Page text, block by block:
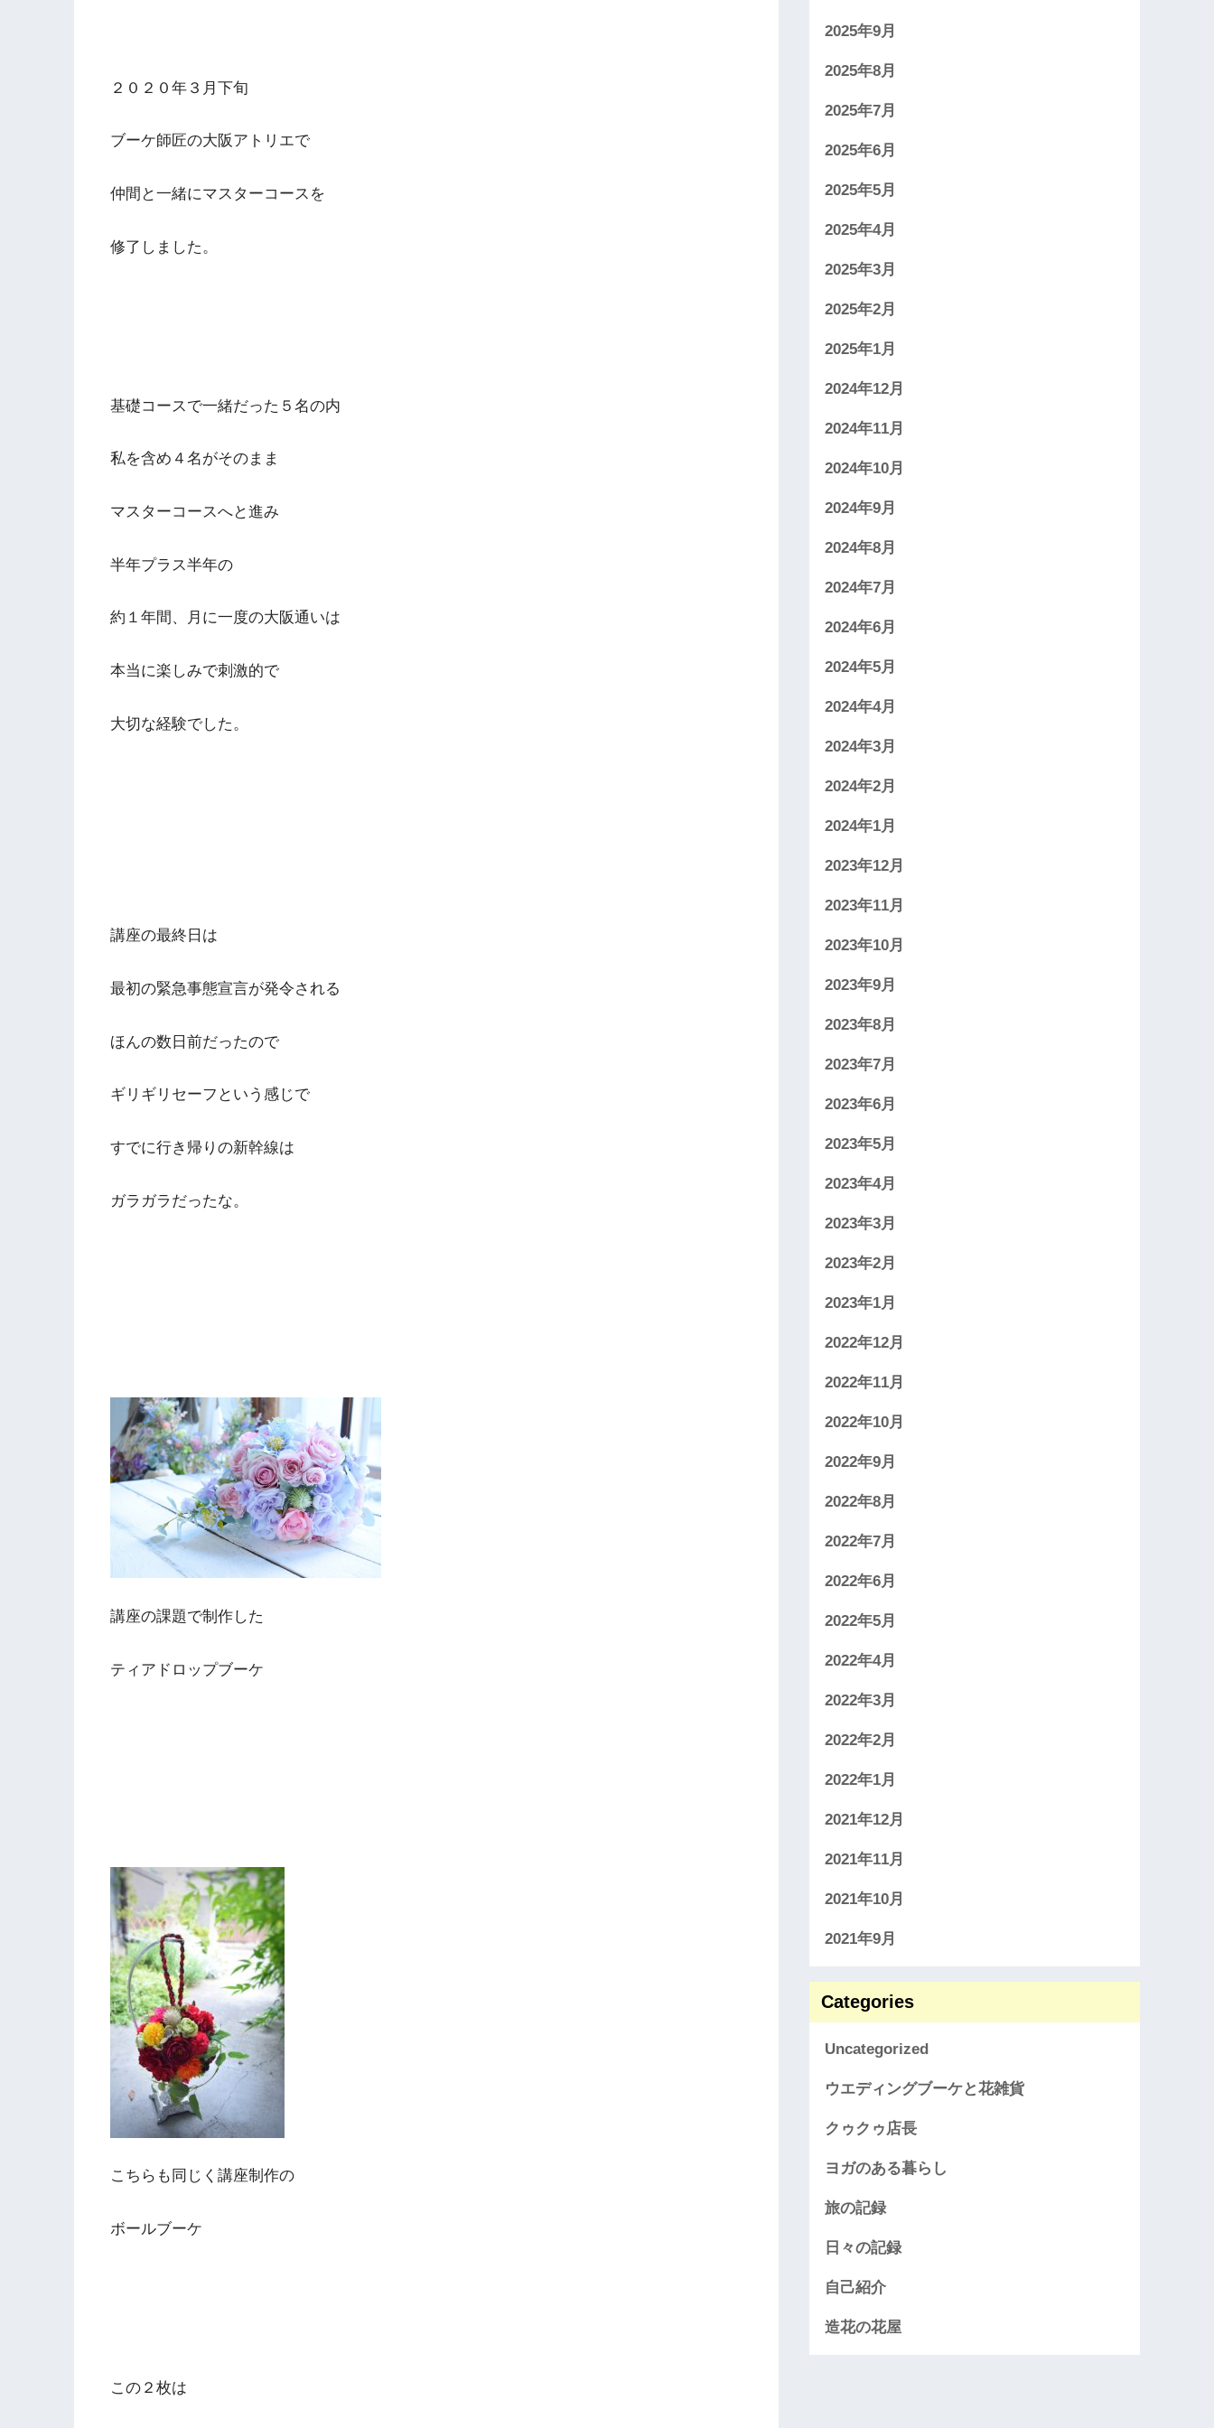
２０２０年３月下旬
ブーケ師匠の大阪アトリエで
仲間と一緒にマスターコースを
修了しました。
基礎コースで一緒だった５名の内
私を含め４名がそのまま
マスターコースへと進み
半年プラス半年の
約１年間、月に一度の大阪通いは
本当に楽しみで刺激的で
大切な経験でした。
講座の最終日は
最初の緊急事態宣言が発令される
ほんの数日前だったので
ギリギリセーフという感じで
すでに行き帰りの新幹線は
ガラガラだったな。
講座の課題で制作した
ティアドロップブーケ
こちらも同じく講座制作の
ボールブーケ
この２枚は
2025年9月
2025年8月
2025年7月
2025年6月
2025年5月
2025年4月
2025年3月
2025年2月
2025年1月
2024年12月
2024年11月
2024年10月
2024年9月
2024年8月
2024年7月
2024年6月
2024年5月
2024年4月
2024年3月
2024年2月
2024年1月
2023年12月
2023年11月
2023年10月
2023年9月
2023年8月
2023年7月
2023年6月
2023年5月
2023年4月
2023年3月
2023年2月
2023年1月
2022年12月
2022年11月
2022年10月
2022年9月
2022年8月
2022年7月
2022年6月
2022年5月
2022年4月
2022年3月
2022年2月
2022年1月
2021年12月
2021年11月
2021年10月
2021年9月
Categories
Uncategorized
ウエディングブーケと花雑貨
クゥクゥ店長
ヨガのある暮らし
旅の記録
日々の記録
自己紹介
造花の花屋